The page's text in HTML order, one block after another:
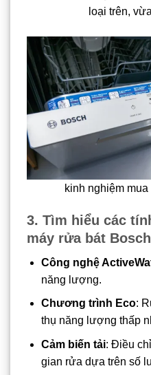
loại trên,
kinh nghiệm
3. Tìm hiểu các
máy rửa bát
Công nghệ
năng lượng.
Chương trình Eco:
thụ năng lượng thấp
Cảm biến tải: Điều
gian rửa dựa trên số